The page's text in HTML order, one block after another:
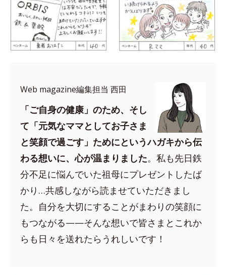
Web magazine編集担当 西田
「ご自身の健康」のため、そし
て「元気なママとしてお子さま
と笑顔で過ごす」ためにというハガキから伝
わる想いに、心が温まりました。私も先日鉄
分不足に悩んでいた祖母にプレゼントしたば
かり…共感しながら読ませていただきまし
た。自分を大切にすることがまわりの笑顔に
もつながる——そんな想いで皆さまとこれか
らも日々を送れたらうれしいです！